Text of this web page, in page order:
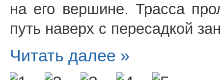
на его вершине. Трасса
путь наверх с пересадкой
Читать далее »